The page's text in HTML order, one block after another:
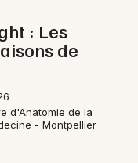
: Les
de
d'Anatomie de la
- Montpellier